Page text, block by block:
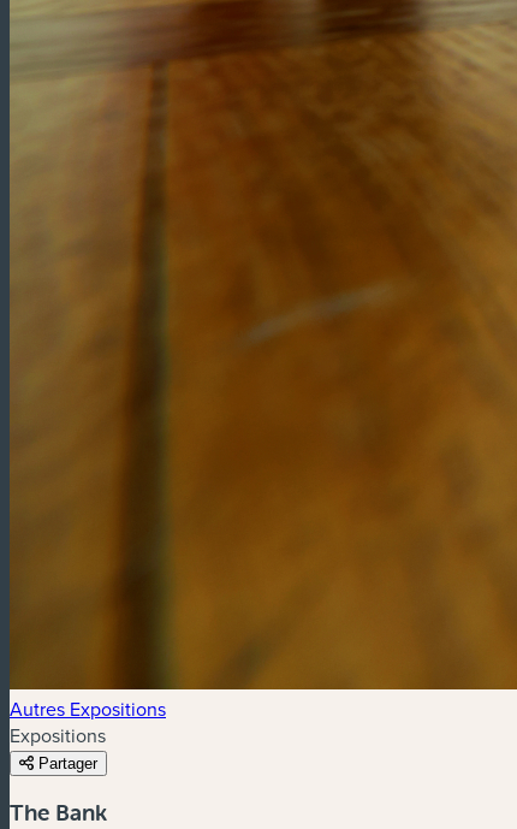
Autres Expositions
Expositions
Partager
The Bank